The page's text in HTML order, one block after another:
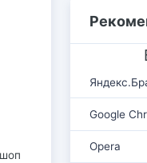
Google
Opera